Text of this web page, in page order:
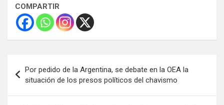
COMPARTIR
de
entradas
Por pedido de la Argentina, se debate en la OEA la
situación de los presos políticos del chavismo